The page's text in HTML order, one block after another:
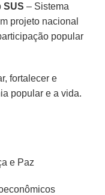
SUS – Sistema
projeto nacional
popular
fortalecer e
popular e a vida.
e Paz